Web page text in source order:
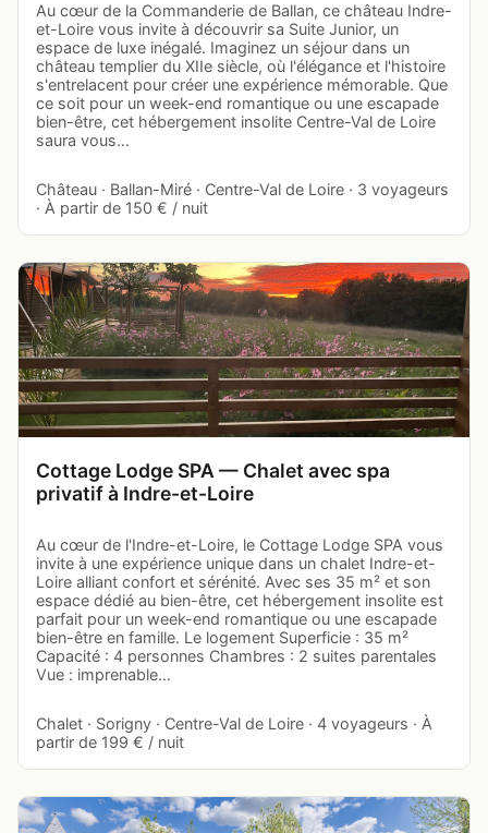
Au cœur de la Commanderie de Ballan, ce château Indre-
et-Loire vous invite à découvrir sa Suite Junior, un
espace de luxe inégalé. Imaginez un séjour dans un
château templier du XIIe siècle, où l'élégance et l'histoire
s'entrelacent pour créer une expérience mémorable. Que
ce soit pour un week-end romantique ou une escapade
bien-être, cet hébergement insolite Centre-Val de Loire
saura vous…
Château · Ballan-Miré · Centre-Val de Loire · 3 voyageurs
· À partir de 150 € / nuit
Cottage Lodge SPA — Chalet avec spa
privatif à Indre-et-Loire
Au cœur de l'Indre-et-Loire, le Cottage Lodge SPA vous
invite à une expérience unique dans un chalet Indre-et-
Loire alliant confort et sérénité. Avec ses 35 m² et son
espace dédié au bien-être, cet hébergement insolite est
parfait pour un week-end romantique ou une escapade
bien-être en famille. Le logement Superficie : 35 m²
Capacité : 4 personnes Chambres : 2 suites parentales
Vue : imprenable…
Chalet · Sorigny · Centre-Val de Loire · 4 voyageurs · À
partir de 199 € / nuit